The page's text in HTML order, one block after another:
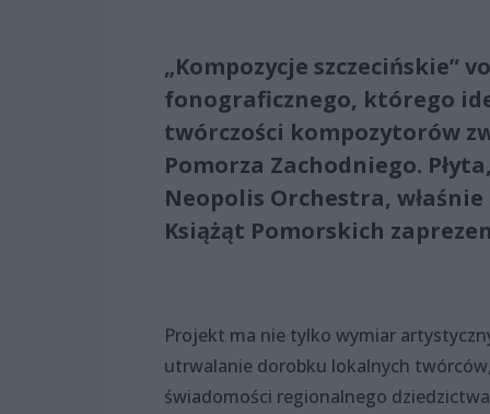
„Kompozycje szczecińskie”
fonograficznego, którego
twórczości kompozytorów
Pomorza Zachodniego.
Neopolis Orchestra,
Książąt Pomorskich
Projekt ma nie tylko wymiar
utrwalanie dorobku lokalnych
świadomości regionalnego